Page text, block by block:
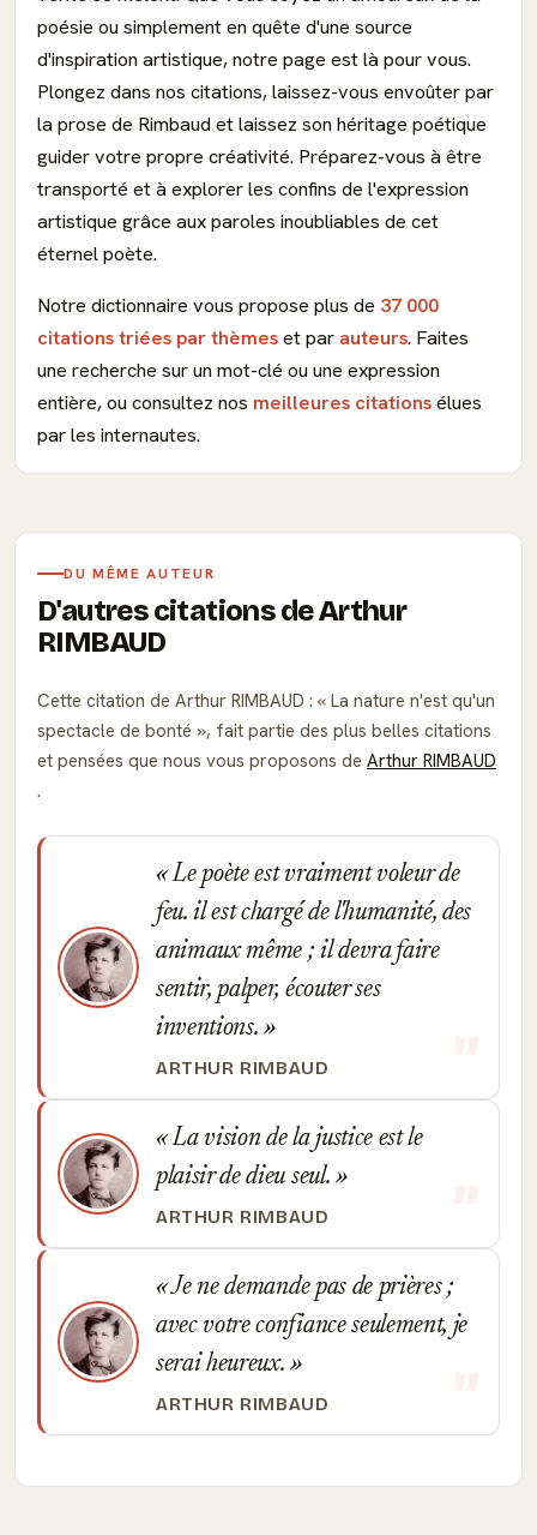
poésie ou simplement en quête d'une source
d'inspiration artistique, notre page est là pour vous.
Plongez dans nos citations, laissez-vous envoûter par
la prose de Rimbaud et laissez son héritage poétique
guider votre propre créativité. Préparez-vous à être
transporté et à explorer les confins de l'expression
artistique grâce aux paroles inoubliables de cet
éternel poète.
Notre dictionnaire vous propose plus de 37 000
citations triées par thèmeset par auteurs. Faites
une recherche sur un mot-clé ou une expression
entière, ou consultez nos meilleures citationsélues
par les internautes.
DU MÊME AUTEUR
D'autres citations de Arthur
RIMBAUD
Cette citation de Arthur RIMBAUD :
La nature n'est qu'un
spectacle de bonté
, fait partie des plus belles citations
et pensées que nous vous proposons de Arthur RIMBAUD
.
Le poète est vraiment voleur de
feu. il est chargé de l'humanité, des
animaux même ; il devra faire
sentir, palper, écouter ses
inventions.
ARTHUR RIMBAUD
La vision de la justice est le
plaisir de dieu seul.
ARTHUR RIMBAUD
Je ne demande pas de prières ;
avec votre confiance seulement, je
serai heureux.
ARTHUR RIMBAUD